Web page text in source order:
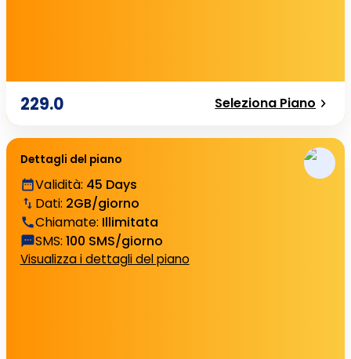
229.0 Seleziona Piano
Dettagli del piano
Validità: 45 Days
Dati: 2GB/giorno
Chiamate: Illimitata
SMS: 100 SMS/giorno
Visualizza i dettagli del piano